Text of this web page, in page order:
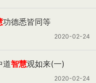
功德悉皆同等
2020-02-24
道智慧观如来(一)
2020-02-24